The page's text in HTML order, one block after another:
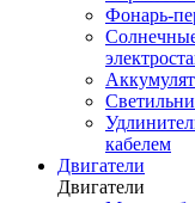
Фонарь-
кабелем
Двигатели
Двигатели